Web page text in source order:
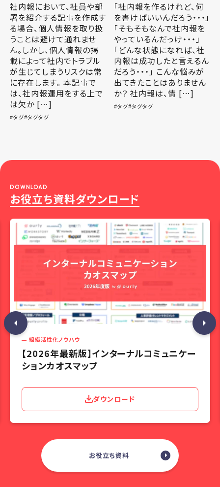
社内報において、社員や部
署を紹介する記事を作成す
る場合、個人情報を取り扱
うことは避けて通れませ
ん。しかし、個人情報の掲
載によって社内でトラブル
が生じてしまうリスクは常
に存在します。 本記事で
は、社内報運用をする上で
は欠か […]
タグ タグタグ
「社内報を作るけれど、何
を書けばいいんだろう・・・」
「そもそもなんで社内報を
やっているんだっけ・・・」
「どんな状態になれば、社
内報は成功したと言えるん
だろう・・・」 こんな悩みが
出てきたことはありません
か？ 社内報は、情 […]
タグ タグタグ
お役立ち資料ダウンロード
DOWNLOAD
組織活性化ノウハウ
【2026年最新版】インターナルコミュニケー
ションカオスマップ
ダウンロード
お役立ち資料